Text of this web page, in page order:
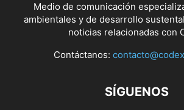
Medio de comunicación
ambientales y de desarrollo
noticias relacionadas con
Contáctanos:
SÍGUENOS